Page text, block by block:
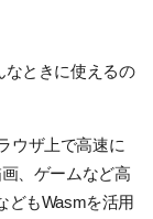
なときに使えるの
ウザ上で高速に
、ゲームなど高
どもWasmを活用